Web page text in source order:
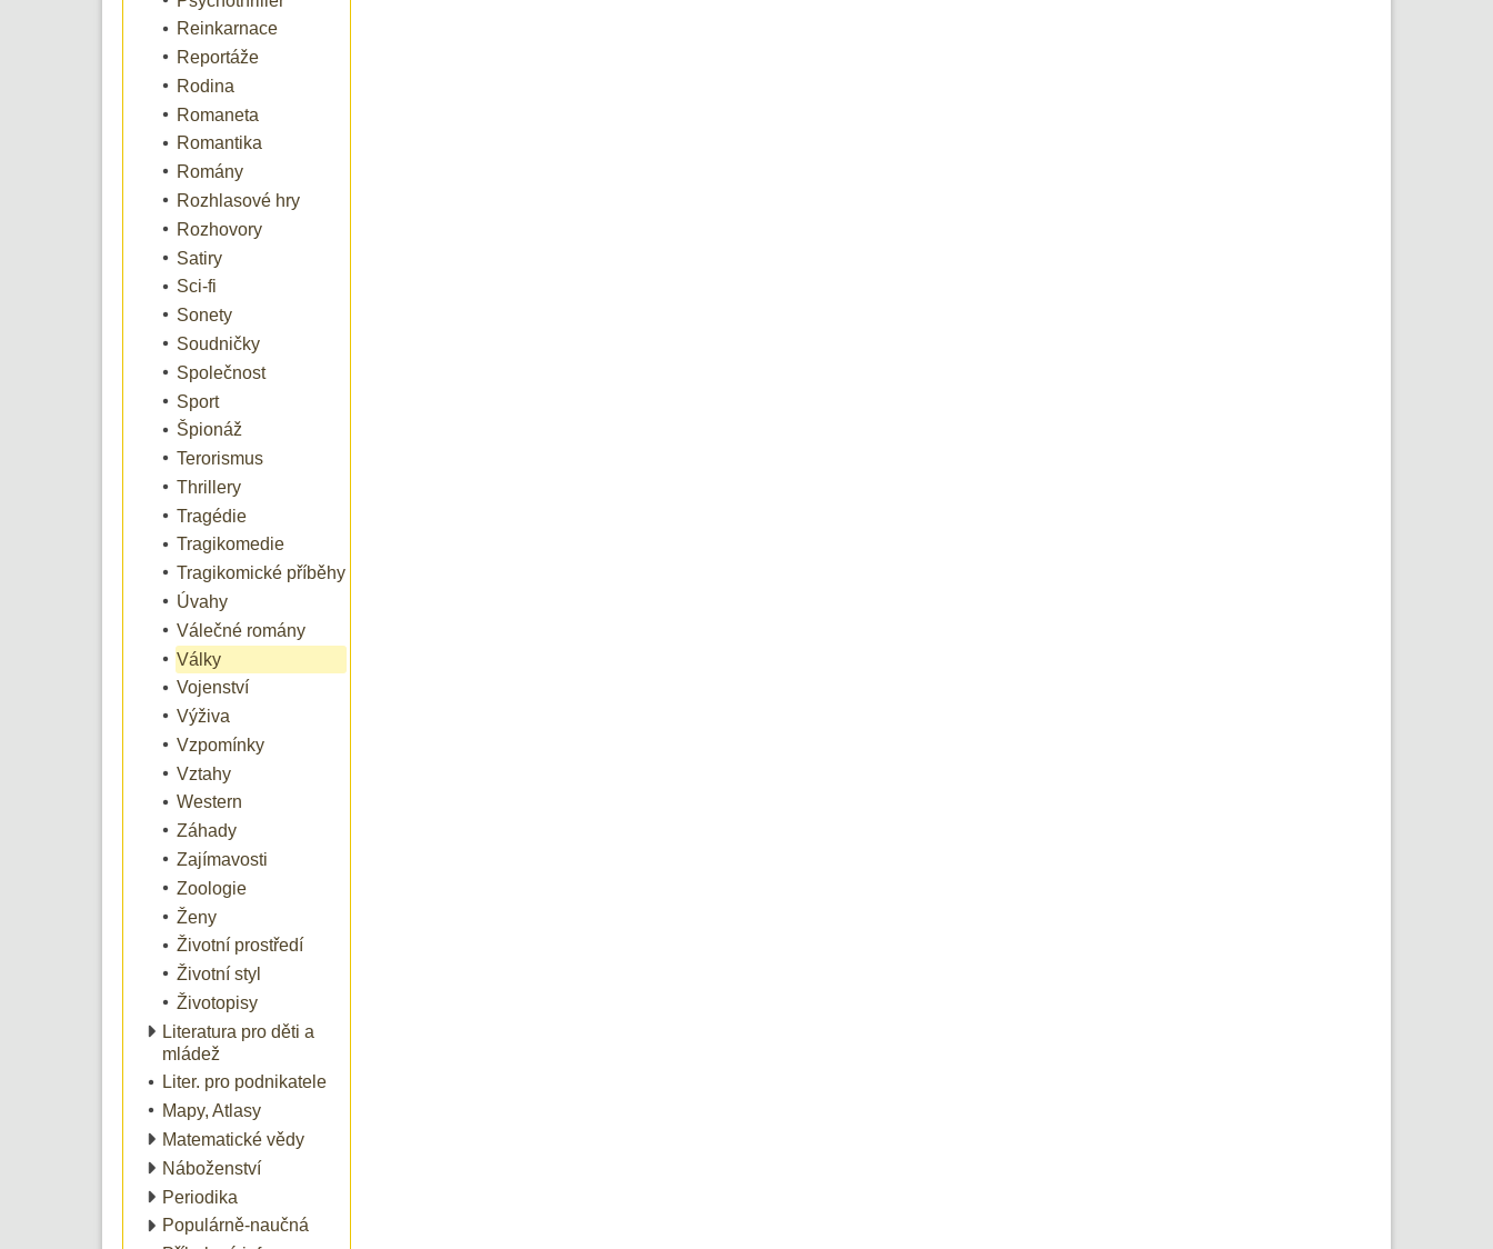
Reinkarnace
Reportáže
Rodina
Romaneta
Romantika
Romány
Rozhlasové hry
Rozhovory
Satiry
Sci-fi
Sonety
Soudničky
Společnost
Sport
Špionáž
Terorismus
Thrillery
Tragédie
Tragikomedie
Tragikomické příběhy
Úvahy
Válečné romány
Války
Vojenství
Výživa
Vzpomínky
Vztahy
Western
Záhady
Zajímavosti
Zoologie
Ženy
Životní prostředí
Životní styl
Životopisy
Literatura pro děti a
mládež
Liter. pro podnikatele
Mapy, Atlasy
Matematické vědy
Náboženství
Periodika
Populárně-naučná